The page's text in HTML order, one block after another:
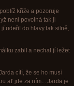
kříže a pozoruje
není povolná tak jí
udeřil do hlavy tak silně,
zabil a nechal jí ležet
cítí, že se ho musí
ať jde za ním... Jarda je